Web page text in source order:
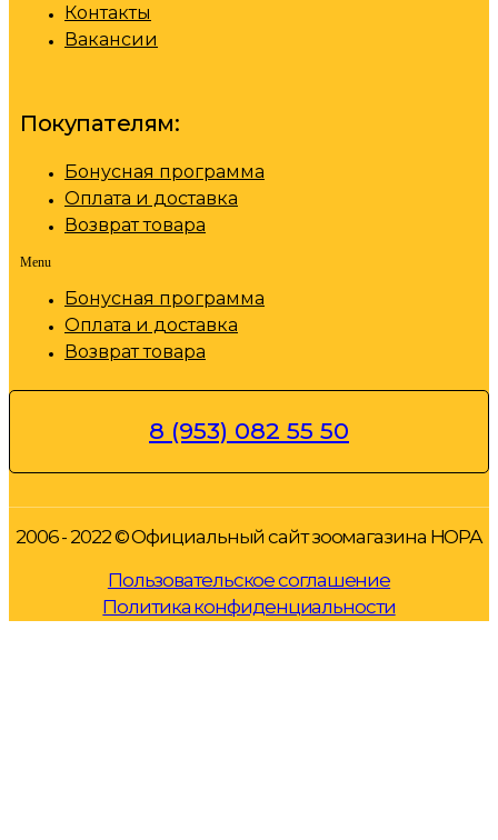
Контакты
Вакансии
Покупателям:
Бонусная программа
Оплата и доставка
Возврат товара
Menu
Бонусная программа
Оплата и доставка
Возврат товара
8 (953) 082 55 50
2006 - 2022 © Официальный сайт зоомагазина НОРА
Пользовательское соглашение
Политика конфиденциальности